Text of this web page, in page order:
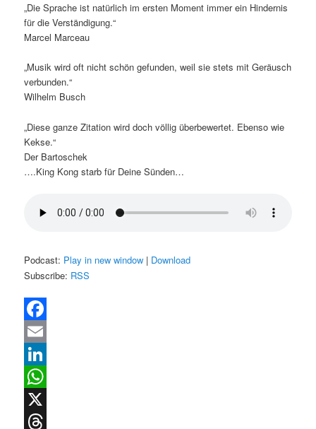
„Die Sprache ist natürlich im ersten Moment immer ein Hindernis
für die Verständigung.“
Marcel Marceau
„Musik wird oft nicht schön gefunden, weil sie stets mit Geräusch
verbunden.“
Wilhelm Busch
„Diese ganze Zitation wird doch völlig überbewertet. Ebenso wie
Kekse.“
Der Bartoschek
….King Kong starb für Deine Sünden…
Podcast: Play in new window | Download
Subscribe: RSS
Facebook
Email
LinkedIn
WhatsApp
X